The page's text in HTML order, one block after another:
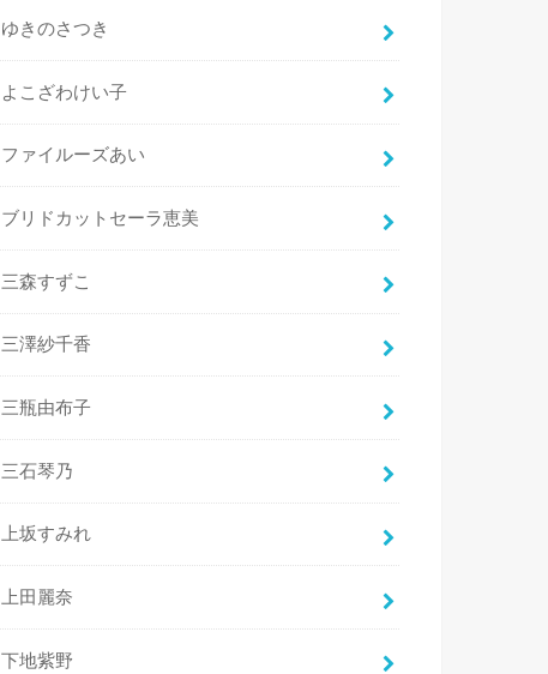
ゆきのさつき
よこざわけい子
ファイルーズあい
ブリドカットセーラ恵美
三森すずこ
三澤紗千香
三瓶由布子
三石琴乃
上坂すみれ
上田麗奈
下地紫野